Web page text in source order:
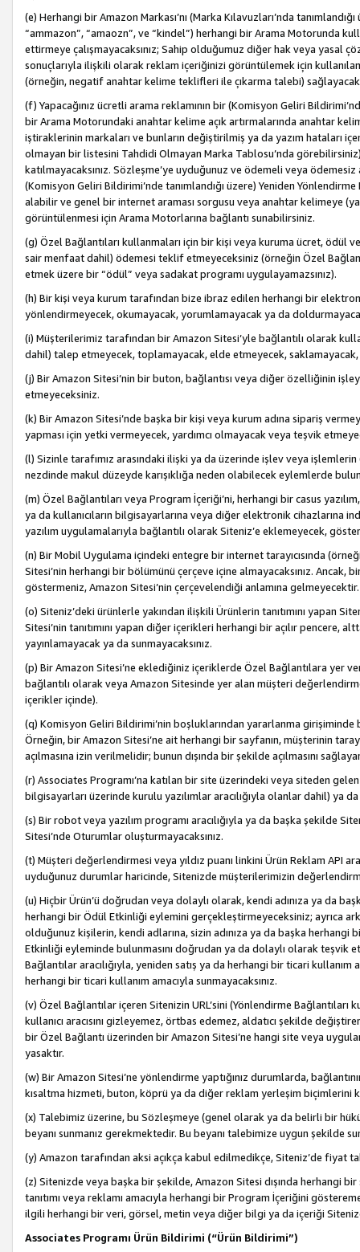
(e) Herhangi bir Amazon Markası’nı (Marka Kılavuzları’nda
“ammazon”, “amaozn”, ve “kindel”) herhangi bir Arama Motorunda
ettirmeye çalışmayacaksınız; Sahip olduğumuz diğer hak veya yasal
sonuçlarıyla ilişkili olarak reklam içeriğinizi görüntülemek için
(örneğin, negatif anahtar kelime teklifleri ile çıkarma talebi)
(f) Yapacağınız ücretli arama reklamının bir (Komisyon Geliri
bir Arama Motorundaki anahtar kelime açık artırmalarında anahtar
iştiraklerinin markaları ve bunların değiştirilmiş ya da yazım hataları
olmayan bir listesini Tahdidi Olmayan Marka Tablosu’nda
katılmayacaksınız. Sözleşme’ye uyduğunuz ve ödemeli veya
(Komisyon Geliri Bildirimi’nde tanımlandığı üzere) Yeniden
alabilir ve genel bir internet araması sorgusu veya anahtar kelimeye
görüntülenmesi için Arama Motorlarına bağlantı sunabilirsiniz.
(g) Özel Bağlantıları kullanmaları için bir kişi veya kuruma ücret, ödül
sair menfaat dahil) ödemesi teklif etmeyeceksiniz (örneğin Özel
etmek üzere bir “ödül” veya sadakat programı uygulayamazsınız).
(h) Bir kişi veya kurum tarafından bize ibraz edilen herhangi bir
yönlendirmeyecek, okumayacak, yorumlamayacak ya da
(i) Müşterilerimiz tarafından bir Amazon Sitesi’yle bağlantılı olarak
dahil) talep etmeyecek, toplamayacak, elde etmeyecek,
(j) Bir Amazon Sitesi’nin bir buton, bağlantısı veya diğer özelliğinin
etmeyeceksiniz.
(k) Bir Amazon Sitesi’nde başka bir kişi veya kurum adına sipariş
yapması için yetki vermeyecek, yardımcı olmayacak veya teşvik
(l) Sizinle tarafımız arasındaki ilişki ya da üzerinde işlev veya
nezdinde makul düzeyde karışıklığa neden olabilecek eylemlerde
(m) Özel Bağlantıları veya Program İçeriği’ni, herhangi bir casus
ya da kullanıcıların bilgisayarlarına veya diğer elektronik
yazılım uygulamalarıyla bağlantılı olarak Siteniz’e eklemeyecek,
(n) Bir Mobil Uygulama içindeki entegre bir internet tarayıcısında
Sitesi’nin herhangi bir bölümünü çerçeve içine almayacaksınız. Ancak,
göstermeniz, Amazon Sitesi’nin çerçevelendiği anlamına gelmeyecektir.
(o) Siteniz’deki ürünlerle yakından ilişkili Ürünlerin tanıtımını yapan
Sitesi’nin tanıtımını yapan diğer içerikleri herhangi bir açılır pencere,
yayınlamayacak ya da sunmayacaksınız.
(p) Bir Amazon Sitesi’ne eklediğiniz içeriklerde Özel Bağlantılara yer
bağlantılı olarak veya Amazon Sitesinde yer alan müşteri
içerikler içinde).
(q) Komisyon Geliri Bildirimi’nin boşluklarından yararlanma
Örneğin, bir Amazon Sitesi’ne ait herhangi bir sayfanın, müşterinin
açılmasına izin verilmelidir; bunun dışında bir şekilde açılmasını
(r) Associates Programı’na katılan bir site üzerindeki veya siteden
bilgisayarları üzerinde kurulu yazılımlar aracılığıyla olanlar dahil) ya
(s) Bir robot veya yazılım programı aracılığıyla ya da başka şekilde
Sitesi’nde Oturumlar oluşturmayacaksınız.
(t) Müşteri değerlendirmesi veya yıldız puanı linkini Ürün Reklam API
uyduğunuz durumlar haricinde, Sitenizde müşterilerimizin
(u) Hiçbir Ürün’ü doğrudan veya dolaylı olarak, kendi adınıza ya da
herhangi bir Ödül Etkinliği eylemini gerçekleştirmeyeceksiniz; ayrıca
olduğunuz kişilerin, kendi adlarına, sizin adınıza ya da başka herhangi
Etkinliği eyleminde bulunmasını doğrudan ya da dolaylı olarak teşvik
Bağlantılar aracılığıyla, yeniden satış ya da herhangi bir ticari
herhangi bir ticari kullanım amacıyla sunmayacaksınız.
(v) Özel Bağlantılar içeren Sitenizin URL’sini (Yönlendirme Bağlantıları
kullanıcı aracısını gizleyemez, örtbas edemez, aldatıcı şekilde
bir Özel Bağlantı üzerinden bir Amazon Sitesi’ne hangi site veya
yasaktır.
(w) Bir Amazon Sitesi’ne yönlendirme yaptığınız durumlarda,
kısaltma hizmeti, buton, köprü ya da diğer reklam yerleşim biçimlerini
(x) Talebimiz üzerine, bu Sözleşmeye (genel olarak ya da belirli bir
beyanı sunmanız gerekmektedir. Bu beyanı talebimize uygun şekilde
(y) Amazon tarafından aksi açıkça kabul edilmedikçe, Siteniz’de fiyat
(z) Sitenizde veya başka bir şekilde, Amazon Sitesi dışında herhangi
tanıtımı veya reklamı amacıyla herhangi bir Program İçeriğini
ilgili herhangi bir veri, görsel, metin veya diğer bilgi ya da içeriği
Associates Programı Ürün Bildirimi (“Ürün Bildirimi”)